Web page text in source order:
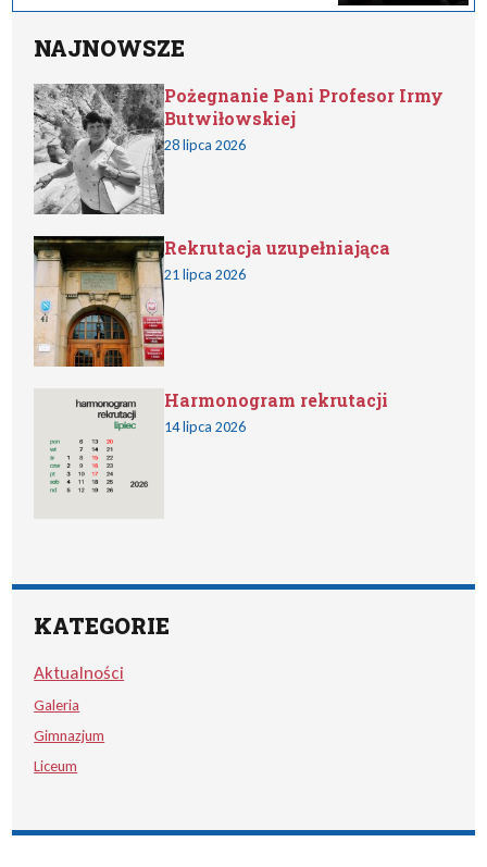
NAJNOWSZE
Pożegnanie Pani Profesor Irmy
Butwiłowskiej
28 lipca 2026
Rekrutacja uzupełniająca
21 lipca 2026
Harmonogram rekrutacji
14 lipca 2026
KATEGORIE
Aktualności
Galeria
Gimnazjum
Liceum